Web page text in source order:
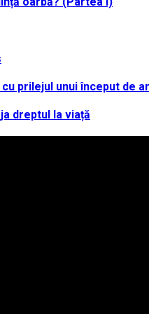
prilejul unui început de
dreptul la viață